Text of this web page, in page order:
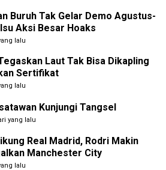
Buruh Tak Gelar Demo Agustus-
Aksi Besar Hoaks
lalu
Laut Tak Bisa Dikapling
Sertifikat
lalu
Kunjungi Tangsel
yang lalu
Real Madrid, Rodri Makin
Manchester City
lalu